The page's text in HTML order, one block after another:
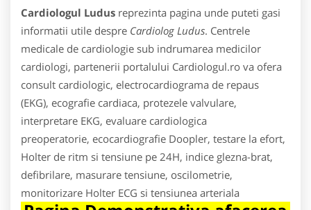
Cardiologul Ludus reprezinta pagina unde puteti gasi
informatii utile despre Cardiolog Ludus. Centrele
medicale de cardiologie sub indrumarea medicilor
cardiologi, partenerii portalului Cardiologul.ro va ofera
consult cardiologic, electrocardiograma de repaus
(EKG), ecografie cardiaca, protezele valvulare,
interpretare EKG, evaluare cardiologica
preoperatorie, ecocardiografie Doopler, testare la efort,
Holter de ritm si tensiune pe 24H, indice glezna-brat,
defibrilare, masurare tensiune, oscilometrie,
monitorizare Holter ECG si tensiunea arteriala